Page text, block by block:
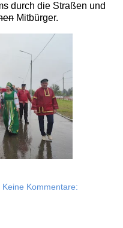
durch die Straßen und
Mitbürger.
Keine Kommentare: